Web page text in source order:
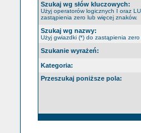
Szukaj wg słów kluczowych:
Użyj operatorów logicznych I oraz
zastąpienia zero lub więcej znaków.
Szukaj wg nazwy:
Użyj gwiazdki (*) do zastąpienia
Szukanie wyrażeń:
Kategoria:
Przeszukaj poniższe pola: